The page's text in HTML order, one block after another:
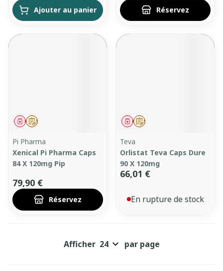
Ajouter au panier Réservez
Sur prescription
Médicament
Pi Pharma
Xenical Pi Pharma Caps
84 X 120mg Pip
79,90 €
Réservez
Sur prescription
Médicament
Teva
Orlistat Teva Caps Dure
90 X 120mg
66,01 €
En rupture de stock
Afficher par page